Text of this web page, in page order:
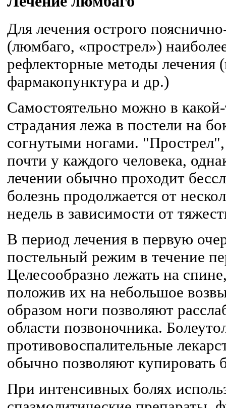
Для лечения острого
(люмбаго, «прострел»)
рефлекторные методы лечения
фармакопунктура и др.)
Самостоятельно можно в
страдания лежа в постели на
согнутыми ногами.
почти у каждого человека,
лечении обычно проходит
болезнь продолжается от
недель в зависимости от
В период лечения в первую
постельный режим в течение
Целесообразно лежать на
положив их на небольшое
образом ноги позволяют
области позвоночника.
противовоспалительные
обычно позволяют купировать
При интенсивных болях